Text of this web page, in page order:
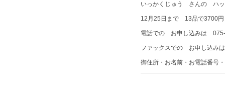
いっかくじゅう さんの ハッ
12月25日まで 13品で3700
電話での お申し込みは
ファックスでの お申し込み
御住所・お名前・お電話番号